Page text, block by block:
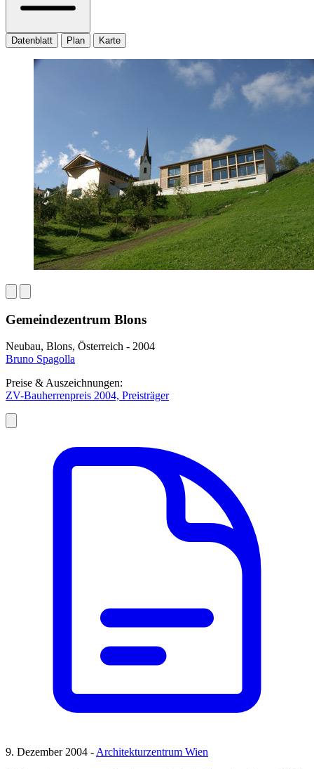
Datenblatt Plan Karte
Gemeindezentrum Blons
Neubau, Blons, Österreich - 2004
Bruno Spagolla
Preise & Auszeichnungen:
ZV-Bauherrenpreis 2004, Preisträger
9. Dezember 2004 -Architekturzentrum Wien